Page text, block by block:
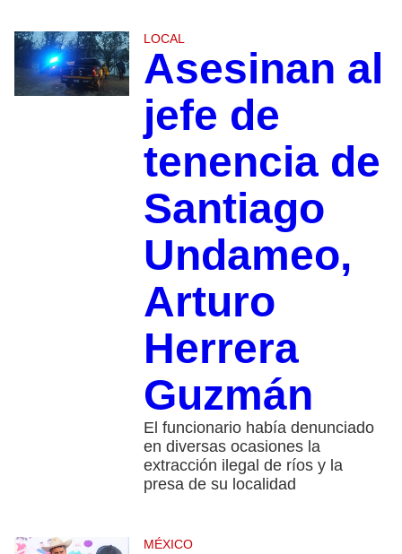
LOCAL
Asesinan al
jefe de
tenencia de
Santiago
Undameo,
Arturo
Herrera
Guzmán
El funcionario había denunciado
en diversas ocasiones la
extracción ilegal de ríos y la
presa de su localidad
MÉXICO